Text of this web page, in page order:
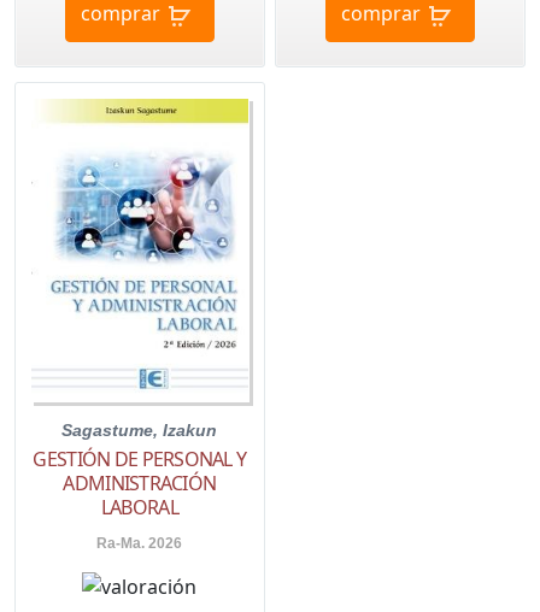
comprar comprar
Sagastume, Izakun
GESTIÓN DE PERSONAL Y
ADMINISTRACIÓN
LABORAL
Ra-Ma. 2026